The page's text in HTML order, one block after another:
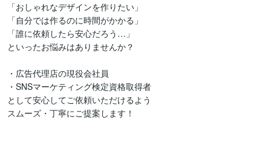
「おしゃれなデザインを作りたい」
「自分では作るのに時間がかかる」
「誰に依頼したら安心だろう…」
といったお悩みはありませんか？
・広告代理店の現役会社員
・SNSマーケティング検定資格取得者
として安心してご依頼いただけるよう
スムーズ・丁寧にご提案します！